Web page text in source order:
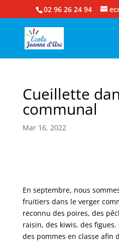
02 96 26 24 94
Cueillette
communal
Mar 16, 2022
En septembre, nous
fruitiers dans le verger
reconnu des poires, des
raisin, des kiwis, des
des pommes en classe afin